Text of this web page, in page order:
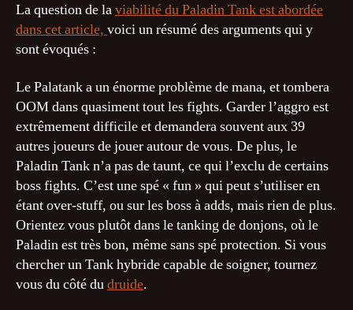
La question de laviabilité du Paladin Tank est abordée
dans cet article, voici un résumé des arguments qui y
sont évoqués :
Le Palatank a un énorme problème de mana, et tombera
OOM dans quasiment tout les fights. Garder l’aggro est
extrêmement difficile et demandera souvent aux 39
autres joueurs de jouer autour de vous. De plus, le
Paladin Tank n’a pas de taunt, ce qui l’exclu de certains
boss fights. C’est une spé « fun » qui peut s’utiliser en
étant over-stuff, ou sur les boss à adds, mais rien de plus.
Orientez vous plutôt dans le tanking de donjons, où le
Paladin est très bon, même sans spé protection. Si vous
chercher un Tank hybride capable de soigner, tournez
vous du côté dudruide.